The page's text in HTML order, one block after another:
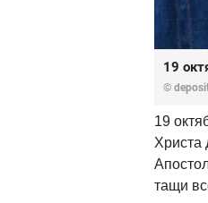
19
©
19
Христа
тащи